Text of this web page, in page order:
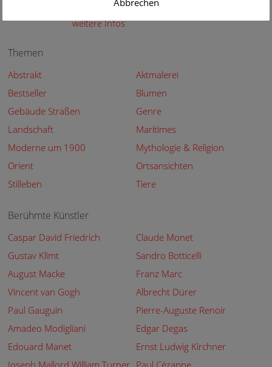
weitere Infos
Themen
Abstrakt
Aktmalerei
Bestseller
Blumen
Gebäude Straßen
Genre
Landschaft
Maritimes
Moderne um 1900
Mythologie & Religion
Orient
Ortsansichten
Stilleben
Tiere
Berühmte Künstler
Caspar David Friedrich
Claude Monet
Gustav Klimt
Sandro Botticelli
August Macke
Franz Marc
Vincent van Gogh
Albrecht Dürer
Paul Gauguin
Pierre-Auguste Renoir
Amadeo Modigliani
Edgar Degas
Edouard Manet
Ernst Ludwig Kirchner
Joseph Mallord William Turner Paul Cézanne
Abbrechen